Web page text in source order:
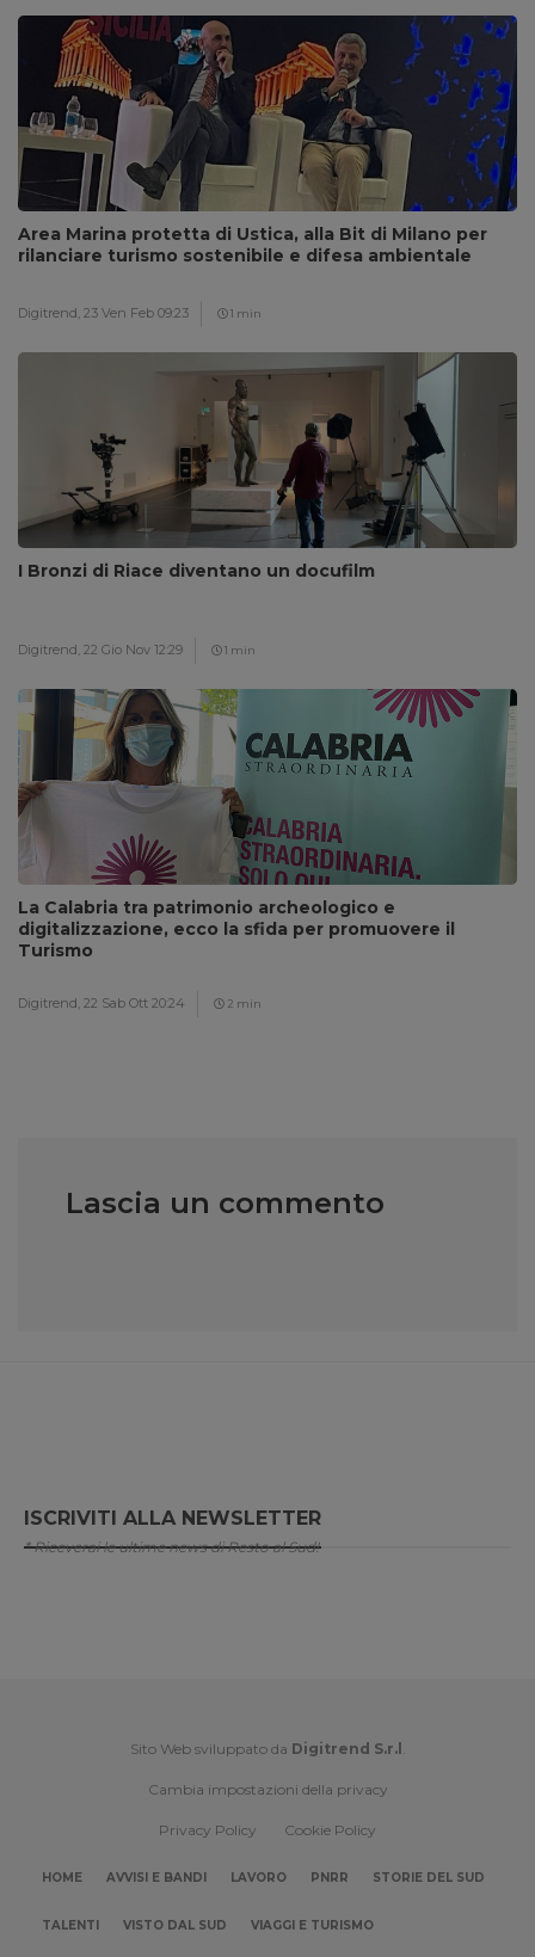
Area Marina protetta di Ustica, alla Bit di Milano per
rilanciare turismo sostenibile e difesa ambientale
Digitrend, 23 Ven Feb 09:23 1 min
I Bronzi di Riace diventano un docufilm
Digitrend, 22 Gio Nov 12:29 1 min
La Calabria tra patrimonio archeologico e
digitalizzazione, ecco la sfida per promuovere il
Turismo
Digitrend, 22 Sab Ott 20:24 2 min
Lascia un commento
ISCRIVITI ALLA NEWSLETTER
* Riceverai le ultime news di Resto al Sud!
Sito Web sviluppato da Digitrend S.r.l .
Cambia impostazioni della privacy
Privacy Policy Cookie Policy
HOME AVVISI E BANDI LAVORO PNRR STORIE DEL SUD
TALENTI VISTO DAL SUD VIAGGI E TURISMO